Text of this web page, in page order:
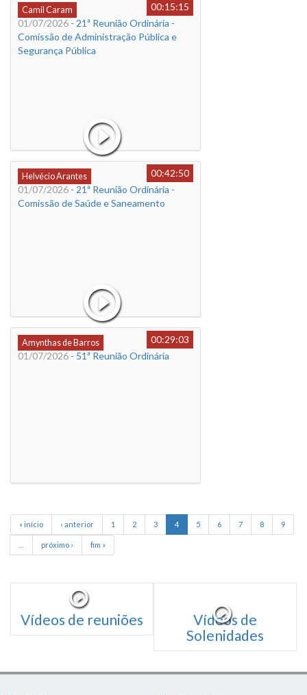
Camil Caram
00:15:15
01/07/2026 - 21ª Reunião Ordinária -
Comissão de Administração Pública e
Segurança Pública
Helvécio Arantes
00:42:50
01/07/2026 - 21ª Reunião Ordinária -
Comissão de Saúde e Saneamento
Amynthas de Barros
00:29:03
01/07/2026 - 51ª Reunião Ordinária
« início ‹ anterior 1 2 3 4 5 6 7 8 9
próximo › fim »
Vídeos de reuniões
Vídeos de
Solenidades